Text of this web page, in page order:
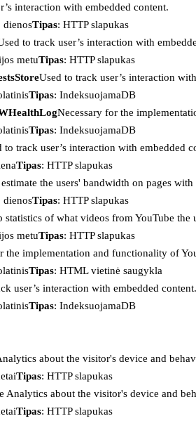
interaction with embedded content.
dienosTipas: HTTP slapukas
to track user’s interaction with
metuTipas: HTTP slapukas
Used to track user’s interaction
Tipas: IndeksuojamaDB
Necessary for the
Tipas: IndeksuojamaDB
to track user’s interaction with embedded
Tipas: HTTP slapukas
the users' bandwidth on pages
dienosTipas: HTTP slapukas
of what videos from YouTube the
metuTipas: HTTP slapukas
the implementation and functionality of
Tipas: HTML vietinė saugykla
user’s interaction with embedded content.
Tipas: IndeksuojamaDB
about the visitor's device and
Tipas: HTTP slapukas
Analytics about the visitor's device and
Tipas: HTTP slapukas